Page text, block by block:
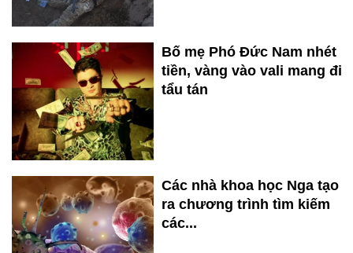
Bố mẹ Phó Đức Nam nhét
tiền, vàng vào vali mang đi
tẩu tán
Các nhà khoa học Nga tạo
ra chương trình tìm kiếm
các...